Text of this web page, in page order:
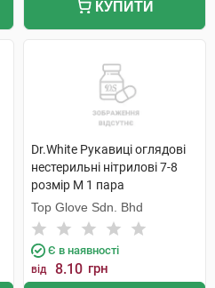
КУПИТИ
Dr.White Рукавиці оглядові
нестерильні нітрилові 7-8
розмір M 1 пара
Top Glove Sdn. Bhd
Є в наявності
від 8.10 грн